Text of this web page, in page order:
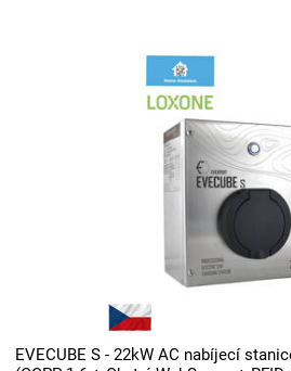
EVECUBE S - 22kW AC nabíjecí